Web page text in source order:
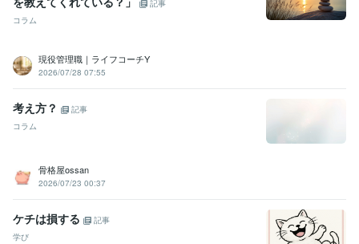
得意分野
悩み相談・カウンセリング
24歳で家を購入した行動力と決断力✨☘
よ✨
悩み相談・カウンセリング 自信 リーダーシップ
記事
コラム
現役管理職｜ライフコーチY
2026/07/28 07:55
考え方？
記事
コラム
骨格屋ossan
2026/07/23 00:37
ケチは損する
記事
学び